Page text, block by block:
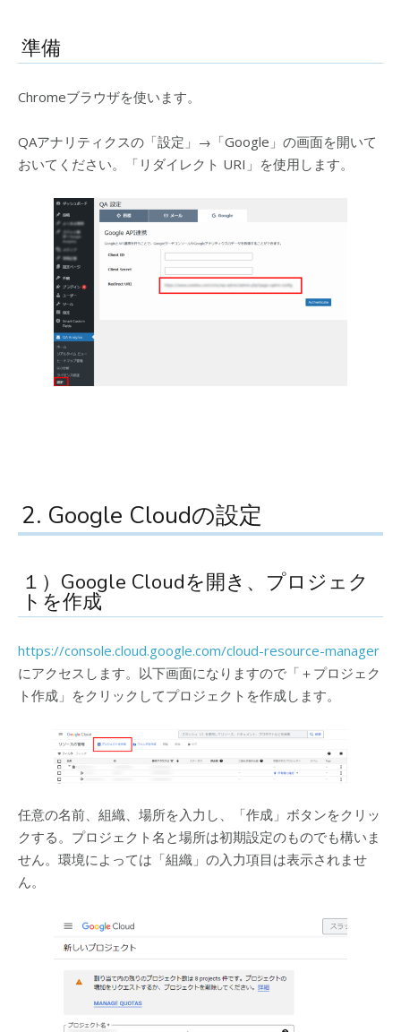
準備
Chromeブラウザを使います。
QAアナリティクスの「設定」→「Google」の画面を開いて
おいてください。「リダイレクト URI」を使用します。
2. Google Cloudの設定
１）Google Cloudを開き、プロジェク
トを作成
https://console.cloud.google.com/cloud-resource-manager
にアクセスします。以下画面になりますので「＋プロジェク
ト作成」をクリックしてプロジェクトを作成します。
任意の名前、組織、場所を入力し、「作成」ボタンをクリッ
クする。プロジェクト名と場所は初期設定のものでも構いま
せん。環境によっては「組織」の入力項目は表示されませ
ん。